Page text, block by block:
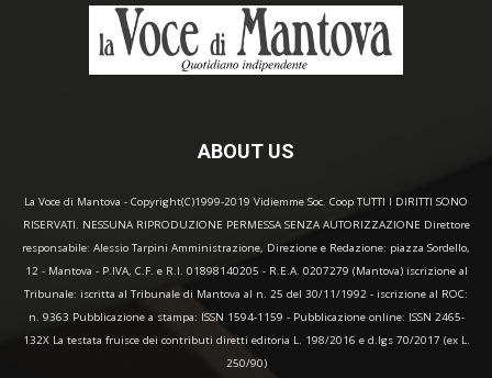
ABOUT US
La Voce di Mantova - Copyright(C)1999-2019 Vidiemme Soc. Coop TUTTI I DIRITTI SONO
RISERVATI. NESSUNA RIPRODUZIONE PERMESSA SENZA AUTORIZZAZIONE Direttore
responsabile: Alessio Tarpini Amministrazione, Direzione e Redazione: piazza Sordello,
12 - Mantova - P.IVA, C.F. e R.I. 01898140205 - R.E.A. 0207279 (Mantova) iscrizione al
Tribunale: iscritta al Tribunale di Mantova al n. 25 del 30/11/1992 - iscrizione al ROC:
n. 9363 Pubblicazione a stampa: ISSN 1594-1159 - Pubblicazione online: ISSN 2465-
132X La testata fruisce dei contributi diretti editoria L. 198/2016 e d.lgs 70/2017 (ex L.
250/90)